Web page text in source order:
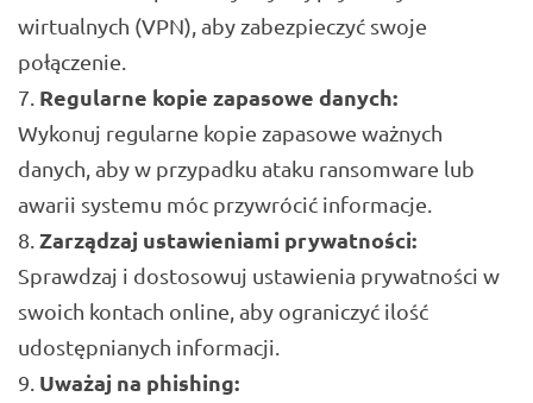
wirtualnych (VPN), aby zabezpieczyć swoje
połączenie.
Regularne kopie zapasowe danych:
Wykonuj regularne kopie zapasowe ważnych
danych, aby w przypadku ataku ransomware lub
awarii systemu móc przywrócić informacje.
Zarządzaj ustawieniami prywatności:
Sprawdzaj i dostosowuj ustawienia prywatności w
swoich kontach online, aby ograniczyć ilość
udostępnianych informacji.
Uważaj na phishing: